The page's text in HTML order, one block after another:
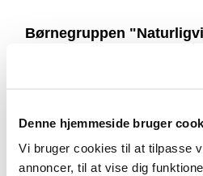
Denne hjemmeside bruger
Vi bruger cookies til at tilpasse
annoncer, til at vise dig
Børnegruppen
Børnegruppen "Naturligvis"
tanker, følelser og
med dét at vokse op i 2 hjem.
jeg måske ikke har turdet sig